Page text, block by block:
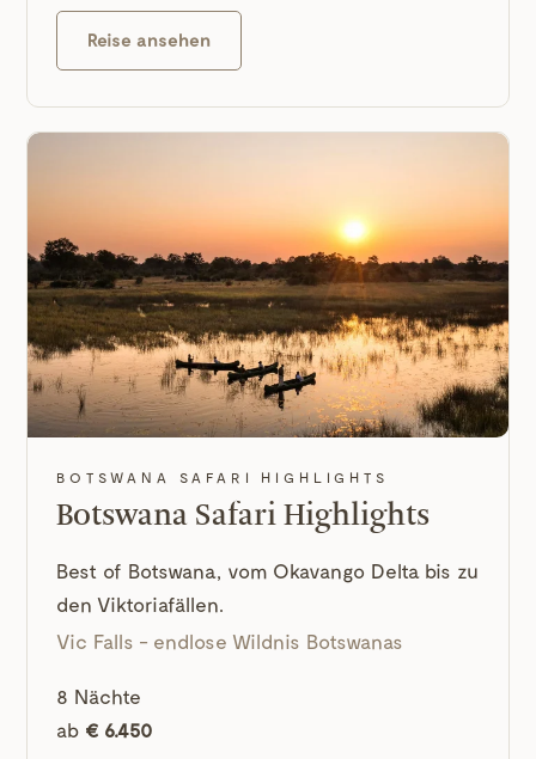
Reise ansehen
BOTSWANA SAFARI HIGHLIGHTS
Botswana Safari Highlights
Best of Botswana, vom Okavango Delta bis zu
den Viktoriafällen.
Vic Falls - endlose Wildnis Botswanas
8 Nächte
ab € 6.450